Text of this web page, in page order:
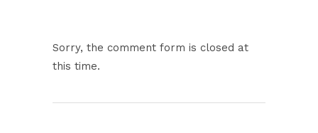
Sorry, the comment form is closed at
this time.